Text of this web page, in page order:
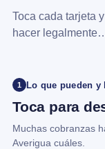
Toca cada tarjeta
hacer
1 Lo que pueden y
Toca para
Muchas cobranzas
Averigua cuáles.